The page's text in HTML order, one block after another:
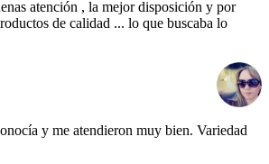
atención , la mejor disposición y por
de calidad ... lo que buscaba lo
y me atendieron muy bien. Variedad